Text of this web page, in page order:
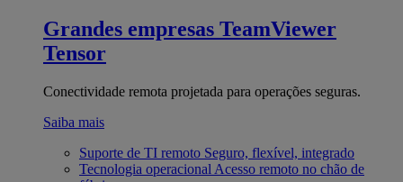
Grandes empresas TeamViewer
Tensor
Conectividade remota projetada para operações seguras.
Saiba mais
Suporte de TI remoto Seguro, flexível, integrado
Tecnologia operacional Acesso remoto no chão de